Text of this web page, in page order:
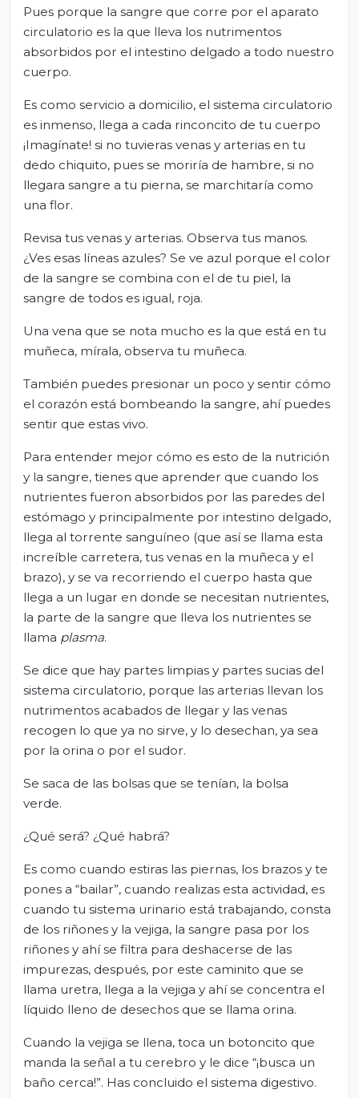
Pues porque la sangre que corre por el aparato
circulatorio es la que lleva los nutrimentos
absorbidos por el intestino delgado a todo nuestro
cuerpo.
Es como servicio a domicilio, el sistema circulatorio
es inmenso, llega a cada rinconcito de tu cuerpo
¡Imagínate! si no tuvieras venas y arterias en tu
dedo chiquito, pues se moriría de hambre, si no
llegara sangre a tu pierna, se marchitaría como
una flor.
Revisa tus venas y arterias. Observa tus manos.
¿Ves esas líneas azules? Se ve azul porque el color
de la sangre se combina con el de tu piel, la
sangre de todos es igual, roja.
Una vena que se nota mucho es la que está en tu
muñeca, mírala, observa tu muñeca.
También puedes presionar un poco y sentir cómo
el corazón está bombeando la sangre, ahí puedes
sentir que estas vivo.
Para entender mejor cómo es esto de la nutrición
y la sangre, tienes que aprender que cuando los
nutrientes fueron absorbidos por las paredes del
estómago y principalmente por intestino delgado,
llega al torrente sanguíneo (que así se llama esta
increíble carretera, tus venas en la muñeca y el
brazo), y se va recorriendo el cuerpo hasta que
llega a un lugar en donde se necesitan nutrientes,
la parte de la sangre que lleva los nutrientes se
llama plasma.
Se dice que hay partes limpias y partes sucias del
sistema circulatorio, porque las arterias llevan los
nutrimentos acabados de llegar y las venas
recogen lo que ya no sirve, y lo desechan, ya sea
por la orina o por el sudor.
Se saca de las bolsas que se tenían, la bolsa
verde.
¿Qué será? ¿Qué habrá?
Es como cuando estiras las piernas, los brazos y te
pones a “bailar”, cuando realizas esta actividad, es
cuando tu sistema urinario está trabajando, consta
de los riñones y la vejiga, la sangre pasa por los
riñones y ahí se filtra para deshacerse de las
impurezas, después, por este caminito que se
llama uretra, llega a la vejiga y ahí se concentra el
líquido lleno de desechos que se llama orina.
Cuando la vejiga se llena, toca un botoncito que
manda la señal a tu cerebro y le dice “¡busca un
baño cerca!”. Has concluido el sistema digestivo.